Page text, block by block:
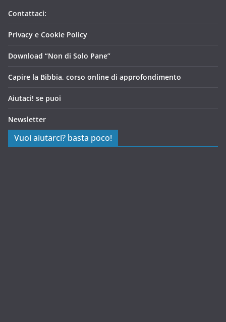
Contattaci:
Privacy e Cookie Policy
Download “Non di Solo Pane”
Capire la Bibbia, corso online di approfondimento
Aiutaci! se puoi
Newsletter
Vuoi aiutarci? basta poco!